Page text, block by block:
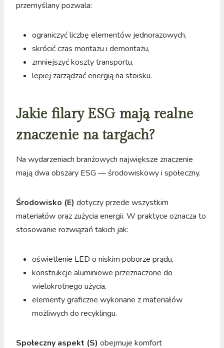
przemyślany pozwala:
ograniczyć liczbę elementów jednorazowych,
skrócić czas montażu i demontażu,
zmniejszyć koszty transportu,
lepiej zarządzać energią na stoisku.
Jakie filary ESG mają realne
znaczenie na targach?
Na wydarzeniach branżowych największe znaczenie
mają dwa obszary ESG — środowiskowy i społeczny.
Środowisko (E) dotyczy przede wszystkim
materiałów oraz zużycia energii. W praktyce oznacza to
stosowanie rozwiązań takich jak:
oświetlenie LED o niskim poborze prądu,
konstrukcje aluminiowe przeznaczone do
wielokrotnego użycia,
elementy graficzne wykonane z materiałów
możliwych do recyklingu.
Społeczny aspekt (S) obejmuje komfort